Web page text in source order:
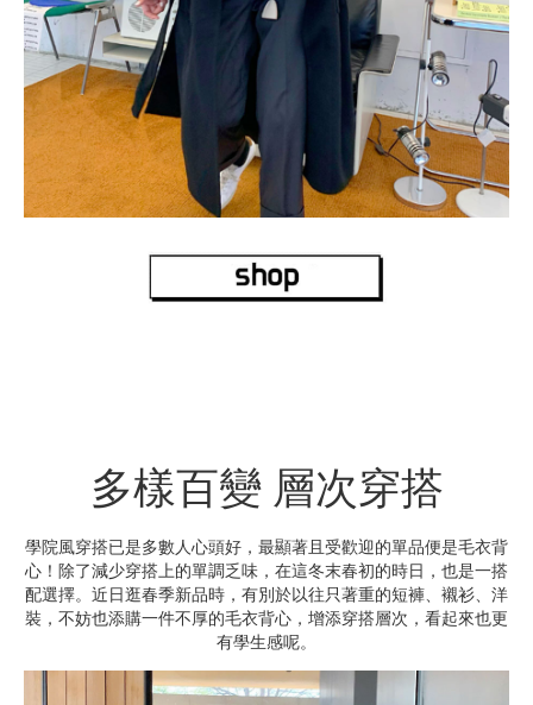
多樣百變 層次穿搭
學院風穿搭已是多數人心頭好，最顯著且受歡迎的單品便是毛衣背
心！除了減少穿搭上的單調乏味，在這冬末春初的時日，也是一搭
配選擇。近日逛春季新品時，有別於以往只著重的短褲、襯衫、洋
裝，不妨也添購一件不厚的毛衣背心，增添穿搭層次，看起來也更
有學生感呢。